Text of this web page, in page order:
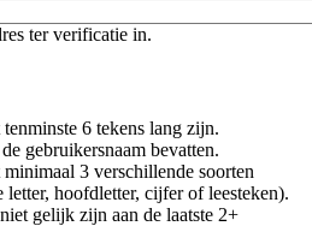
ter verificatie in.
6 tekens lang zijn.
gebruikersnaam bevatten.
3 verschillende soorten
letter, hoofdletter, cijfer of leesteken).
gelijk zijn aan de laatste 2+